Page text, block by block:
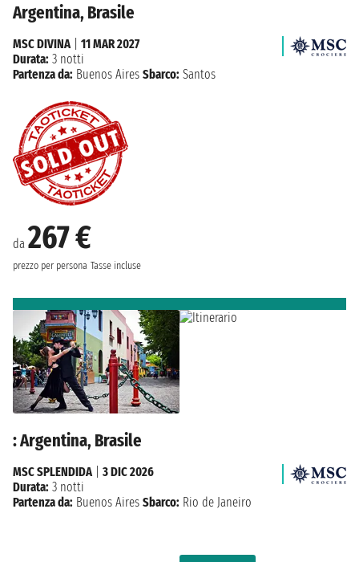
Argentina, Brasile
da 267 €
prezzo per persona Tasse incluse
MSC DIVINA
11 MAR 2027
Durata: 3 notti
Partenza da: Buenos Aires Sbarco: Santos
: Argentina, Brasile
MSC SPLENDIDA| 3 DIC 2026
Durata: 3 notti
Partenza da: Buenos Aires Sbarco: Rio de Janeiro